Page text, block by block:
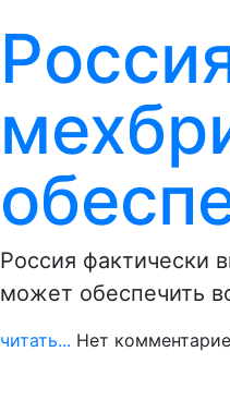
Россия фактически
может обеспечить
читать... Нет